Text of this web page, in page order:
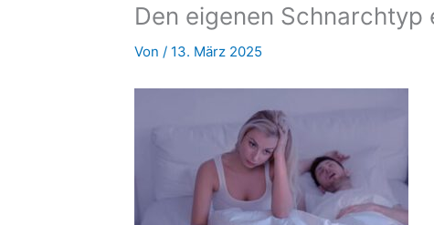
Den eigenen
Von / 13. März 2025